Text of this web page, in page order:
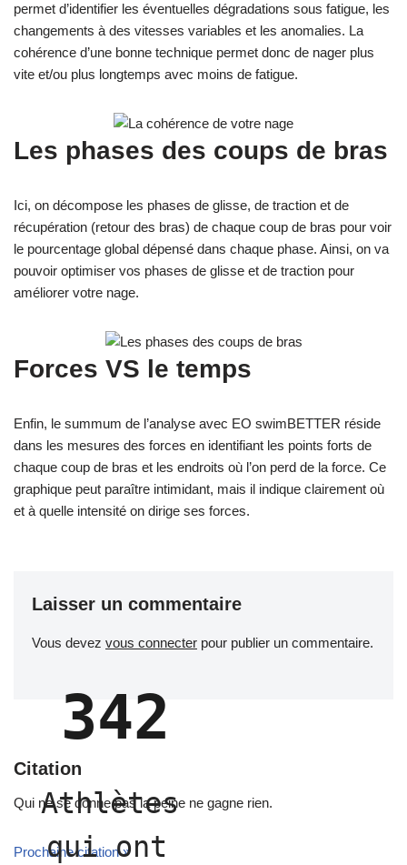
permet d’identifier les éventuelles dégradations sous fatigue, les
changements à des vitesses variables et les anomalies. La
cohérence d’une bonne technique permet donc de nager plus
vite et/ou plus longtemps avec moins de fatigue.
Les phases des coups de bras
Ici, on décompose les phases de glisse, de traction et de
récupération (retour des bras) de chaque coup de bras pour voir
le pourcentage global dépensé dans chaque phase. Ainsi, on va
pouvoir optimiser vos phases de glisse et de traction pour
améliorer votre nage.
Forces VS le temps
Enfin, le summum de l’analyse avec EO swimBETTER réside
dans les mesures des forces en identifiant les points forts de
chaque coup de bras et les endroits où l’on perd de la force. Ce
graphique peut paraître intimidant, mais il indique clairement où
et à quelle intensité on dirige ses forces.
Laisser un commentaire
Vous devez vous connecter pour publier un commentaire.
Citation
Qui ne se donne pas la peine ne gagne rien.
Prochaine citation »
342
Athlètes
qui ont